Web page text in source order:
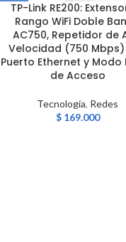
TP-Link RE200:
Rango WiFi Doble
AC750, Repetidor de
Velocidad (750
Puerto Ethernet y Modo
de Acceso
Tecnología, Redes
$169.000